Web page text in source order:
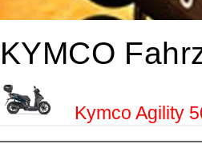
KYMCO
Kymco Agility